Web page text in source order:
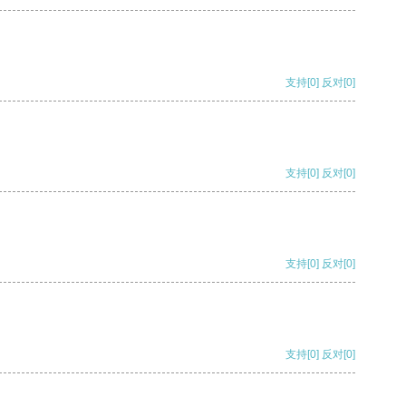
支持[0] 反对[0]
支持[0] 反对[0]
支持[0] 反对[0]
支持[0] 反对[0]